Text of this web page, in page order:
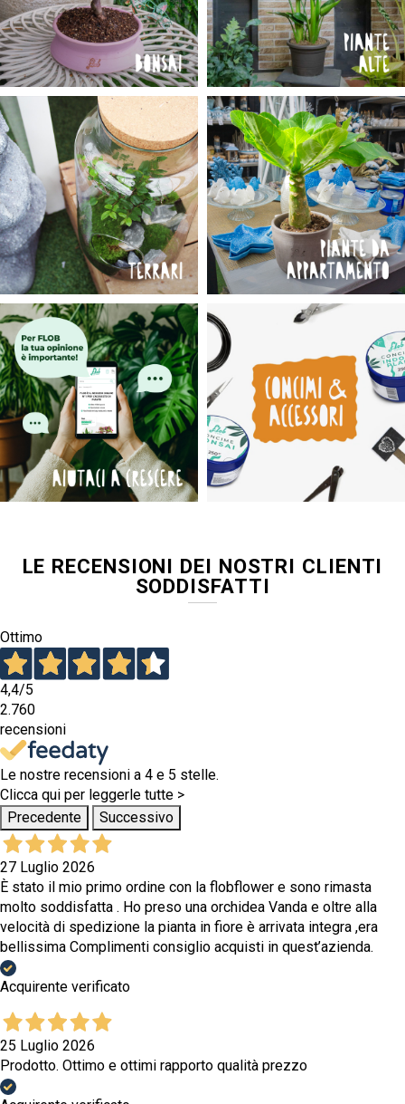
LE RECENSIONI DEI NOSTRI CLIENTI
SODDISFATTI
Ottimo
4,4/5
2.760
recensioni
Le nostre recensioni a 4 e 5 stelle.
Clicca qui per leggerle tutte >
Precedente
Successivo
27 Luglio 2026
È stato il mio primo ordine con la flobflower e sono rimasta
molto soddisfatta . Ho preso una orchidea Vanda e oltre alla
velocità di spedizione la pianta in fiore è arrivata integra ,era
bellissima Complimenti consiglio acquisti in quest’azienda.
Acquirente verificato
25 Luglio 2026
Prodotto. Ottimo e ottimi rapporto qualità prezzo